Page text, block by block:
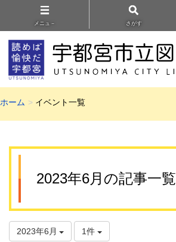
メニュ－ さがす
ホーム イベント一覧
2023年6月の記事一覧
2023年6月 1件